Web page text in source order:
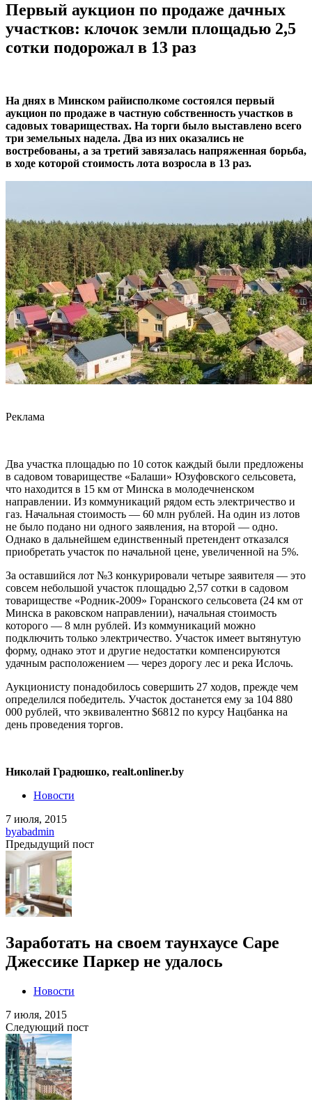
Первый аукцион по продаже дачных
участков: клочок земли площадью 2,5
сотки подорожал в 13 раз
На днях в Минском райисполкоме состоялся первый
аукцион по продаже в частную собственность участков в
садовых товариществах. На торги было выставлено всего
три земельных надела. Два из них оказались не
востребованы, а за третий завязалась напряженная борьба,
в ходе которой стоимость лота возросла в 13 раз.
Реклама
Два участка площадью по 10 соток каждый были предложены
в садовом товариществе «Балаши» Юзуфовского сельсовета,
что находится в 15 км от Минска в молодечненском
направлении. Из коммуникаций рядом есть электричество и
газ. Начальная стоимость — 60 млн рублей. На один из лотов
не было подано ни одного заявления, на второй — одно.
Однако в дальнейшем единственный претендент отказался
приобретать участок по начальной цене, увеличенной на 5%.
За оставшийся лот №3 конкурировали четыре заявителя — это
совсем небольшой участок площадью 2,57 сотки в садовом
товариществе «Родник-2009» Горанского сельсовета (24 км от
Минска в раковском направлении), начальная стоимость
которого — 8 млн рублей. Из коммуникаций можно
подключить только электричество. Участок имеет вытянутую
форму, однако этот и другие недостатки компенсируются
удачным расположением — через дорогу лес и река Ислочь.
Аукционисту понадобилось совершить 27 ходов, прежде чем
определился победитель. Участок достанется ему за 104 880
000 рублей, что эквивалентно $6812 по курсу Нацбанка на
день проведения торгов.
Николай Градюшко, realt.onliner.by
Новости
7 июля, 2015
byabadmin
Предыдущий пост
Заработать на своем таунхаусе Cаре
Джессике Паркер не удалось
Новости
7 июля, 2015
Следующий пост